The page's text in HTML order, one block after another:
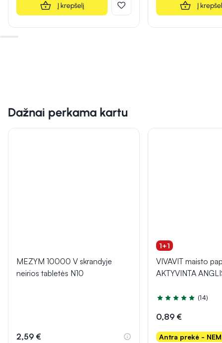
Į krepšelį Į
Dažnai perkama kartu
MEZYM 10000 V skrandyje
neirios tabletės N10
2,59 €
1+1
VIVAVIT maisto
AKTYVINTA
Įvertinimas 5.0 iš 5
(14)
0,89 €
Antra prekė -